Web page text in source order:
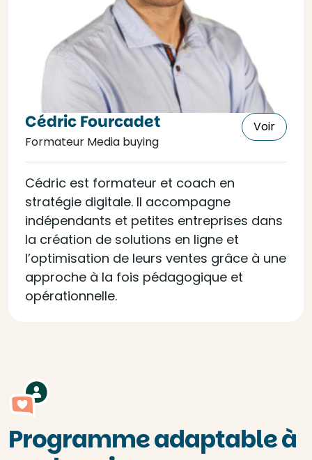
Cédric Fourcadet
Formateur Media buying
Voir
Cédric est formateur et coach en
stratégie digitale. Il accompagne
indépendants et petites entreprises dans
la création de solutions en ligne et
l’optimisation de leurs ventes grâce à une
approche à la fois pédagogique et
opérationnelle.
Programme adaptable à